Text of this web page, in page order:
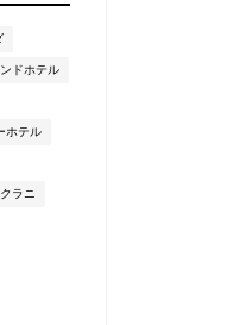
ドホテル
ホテル
ラニ